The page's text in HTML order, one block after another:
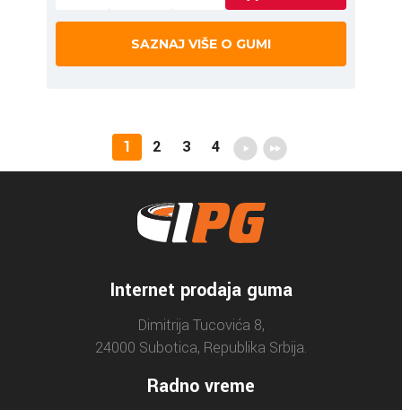
SAZNAJ VIŠE O GUMI
1 2 3 4
Internet prodaja guma
Dimitrija Tucovića 8,
24000 Subotica, Republika Srbija.
Radno vreme